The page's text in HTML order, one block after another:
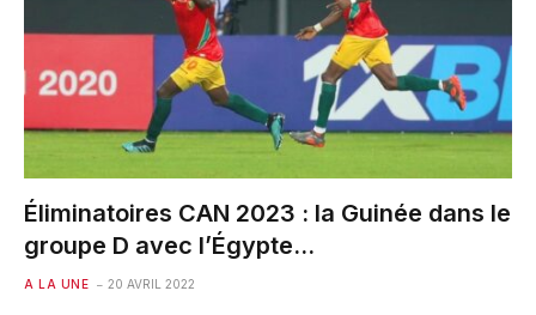
Éliminatoires CAN 2023 : la Guinée dans le
groupe D avec l’Égypte…
A LA UNE 20 AVRIL 2022